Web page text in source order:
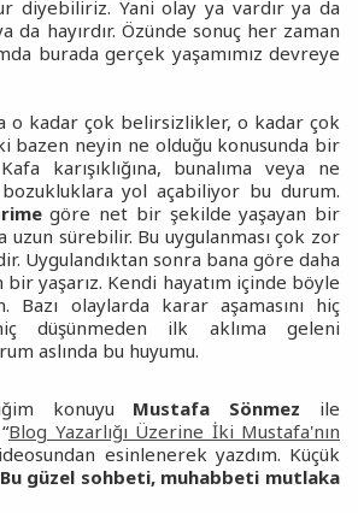
diyebiliriz. Yani olay ya vardır ya da
da hayırdır. Özünde sonuç her zaman
burada gerçek yaşamımız devreye
o kadar çok belirsizlikler, o kadar çok
bazen neyin ne olduğu konusunda bir
karışıklığına, bunalıma veya ne
yol açabiliyor bu durum.
göre net bir şekilde yaşayan bir
uzun sürebilir. Bu uygulanması çok zor
Uygulandıktan sonra bana göre daha
yaşarız. Kendi hayatım içinde böyle
Bazı olaylarda karar aşamasını hiç
düşünmeden ilk aklıma geleni
aslında bu huyumu.
konuyu Mustafa Sönmez ile
Blog Yazarlığı Üzerine İki Mustafa'nın
esinlenerek yazdım. Küçük
Bu güzel sohbeti, muhabbeti mutlaka